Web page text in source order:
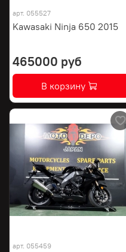
арт. 055527
Kawasaki Ninja 650 2015
465000 руб
В корзину
арт. 055459